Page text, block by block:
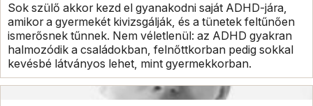
Sok szülő akkor kezd el gyanakodni saját ADHD-jára,
amikor a gyermekét kivizsgálják, és a tünetek feltűnően
ismerősnek tűnnek. Nem véletlenül: az ADHD gyakran
halmozódik a családokban, felnőttkorban pedig sokkal
kevésbé látványos lehet, mint gyermekkorban.